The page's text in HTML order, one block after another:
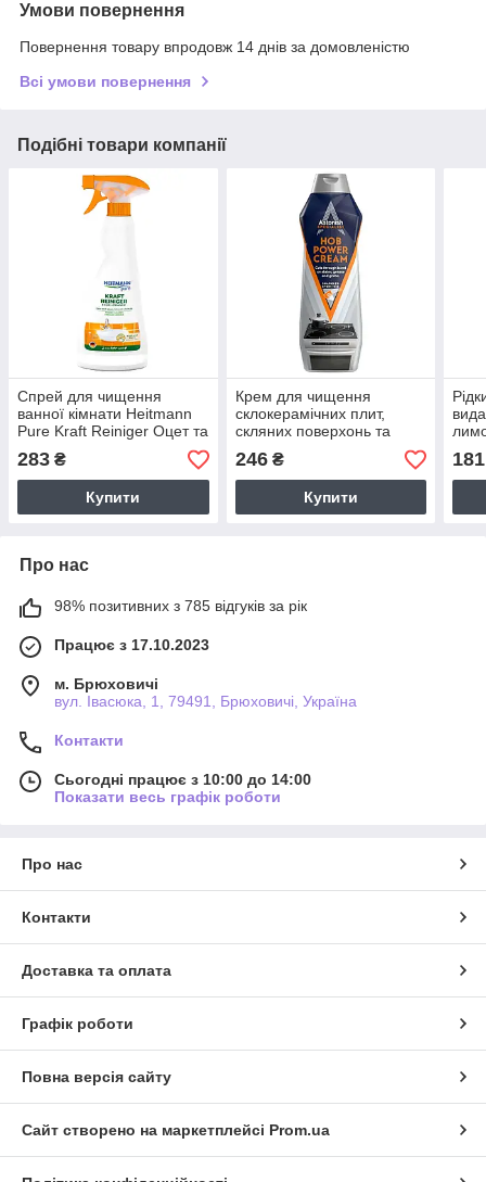
Умови повернення
Повернення товару впродовж 14 днів за домовленістю
Всі умови повернення
Подібні товари компанії
Спрей для чищення
ванної кімнати Heitmann
Pure Kraft Reiniger Оцет та
283 ₴
Купити
Крем для чищення
склокерамічних плит,
скляних поверхонь та
НВЧ-печей Astonish HOB
Power Cream 500мл
246₴
Купити
181
Про нас
98% позитивних з 785 відгуків за рік
Працює з 17.10.2023
м. Брюховичі
вул. Івасюка, 1, 79491, Брюховичі, Україна
Контакти
Сьогодні працює з 10:00 до 14:00
Показати весь графік роботи
Про нас
Контакти
Доставка та оплата
Графік роботи
Повна версія сайту
Сайт створено на маркетплейсі Prom.ua